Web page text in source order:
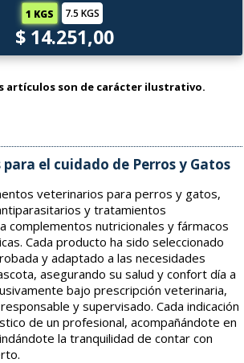
1 KGS 7.5 KGS
$ 14.251,00
artículos son de carácter ilustrativo.
el cuidado de Perros y Gatos
veterinarios para perros y gatos,
y tratamientos
complementos nutricionales y fármacos
Cada producto ha sido seleccionado
y adaptado a las necesidades
asegurando su salud y confort día a
bajo prescripción veterinaria,
y supervisado. Cada indicación
de un profesional, acompañándote en
la tranquilidad de contar con